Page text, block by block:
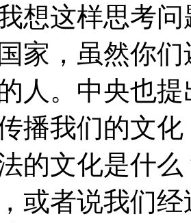
想这样思考
家，虽然你
人。中央也
播我们的文
的文化是什
或者说我们